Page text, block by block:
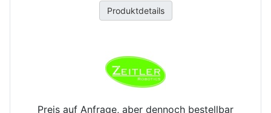
Produktdetails
Preis auf Anfrage, aber dennoch bestellbar